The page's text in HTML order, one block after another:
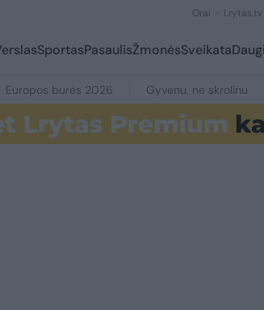
Orai Lrytas.tv
SportasPasaulisŽmonėsSveikata
Europos burės 2026 Gyvenu, ne skrolinu